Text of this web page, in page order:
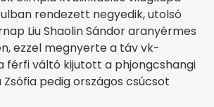
rendezett negyedik, utolsó
Liu Shaolin Sándor aranyérmes
ezzel megnyerte a táv vk-
férfi váltó kijutott a phjongcshangi
pedig országos csúcsot